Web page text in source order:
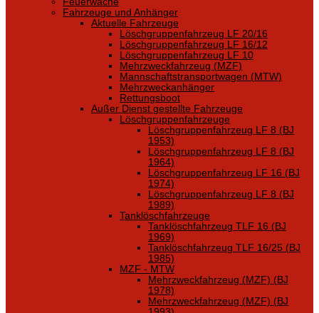
Fahrzeuge und Anhänger
Aktuelle Fahrzeuge
Löschgruppenfahrzeug LF 20/16
Löschgruppenfahrzeug LF 16/12
Löschgruppenfahrzeug LF 10
Mehrzweckfahrzeug (MZF)
Mannschaftstransportwagen (MTW)
Mehrzweckanhänger
Rettungsboot
Außer Dienst gestellte Fahrzeuge
Löschgruppenfahrzeuge
Löschgruppenfahrzeug LF 8 (BJ
1953)
Löschgruppenfahrzeug LF 8 (BJ
1964)
Löschgruppenfahrzeug LF 16 (BJ
1974)
Löschgruppenfahrzeug LF 8 (BJ
1989)
Tanklöschfahrzeuge
Tanklöschfahrzeug TLF 16 (BJ
1969)
Tanklöschfahrzeug TLF 16/25 (BJ
1985)
MZF - MTW
Mehrzweckfahrzeug (MZF) (BJ
1978)
Mehrzweckfahrzeug (MZF) (BJ